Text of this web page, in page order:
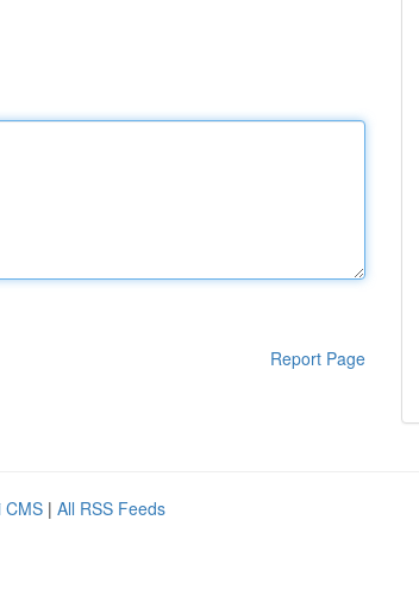
Report Page
CMS | All RSS Feeds